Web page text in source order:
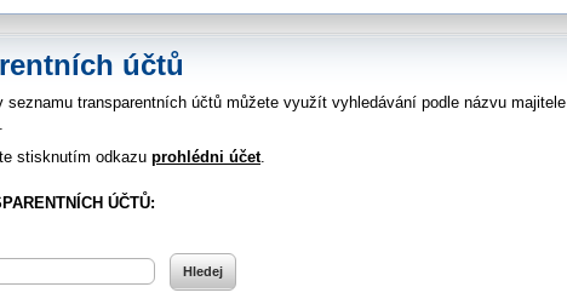
účtů
seznamu transparentních účtů můžete využít vyhledávání podle názvu majitele
stisknutím odkazu prohlédni účet.
ÚČTŮ: